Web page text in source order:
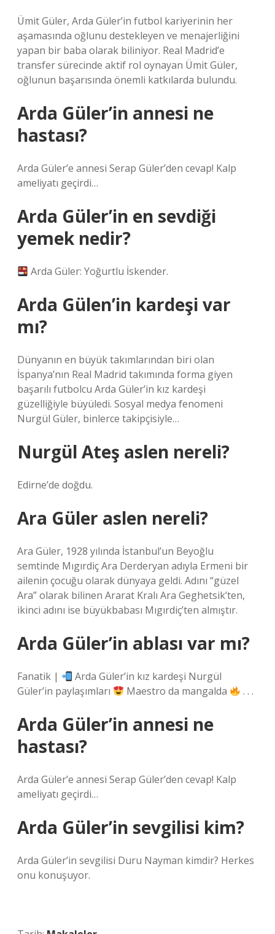
Ümit Güler, Arda Güler’in futbol kariyerinin her
aşamasında oğlunu destekleyen ve menajerliğini
yapan bir baba olarak biliniyor. Real Madrid’e
transfer sürecinde aktif rol oynayan Ümit Güler,
oğlunun başarısında önemli katkılarda bulundu.
Arda Güler’in annesi ne
hastası?
Arda Güler’e annesi Serap Güler’den cevap! Kalp
ameliyatı geçirdi…
Arda Güler’in en sevdiği
yemek nedir?
Arda Güler: Yoğurtlu İskender.
Arda Gülen’in kardeşi var
mı?
Dünyanın en büyük takımlarından biri olan
İspanya’nın Real Madrid takımında forma giyen
başarılı futbolcu Arda Güler’in kız kardeşi
güzelliğiyle büyüledi. Sosyal medya fenomeni
Nurgül Güler, binlerce takipçisiyle…
Nurgül Ateş aslen nereli?
Edirne’de doğdu.
Ara Güler aslen nereli?
Ara Güler, 1928 yılında İstanbul’un Beyoğlu
semtinde Mıgırdiç Ara Derderyan adıyla Ermeni bir
ailenin çocuğu olarak dünyaya geldi. Adını “güzel
Ara” olarak bilinen Ararat Kralı Ara Geghetsik’ten,
ikinci adını ise büyükbabası Mıgırdiç’ten almıştır.
Arda Güler’in ablası var mı?
Fanatik |
Arda Güler’in kız kardeşi Nurgül
Güler’in paylaşımları
Maestro da mangalda . . .
Arda Güler’in annesi ne
hastası?
Arda Güler’e annesi Serap Güler’den cevap! Kalp
ameliyatı geçirdi…
Arda Güler’in sevgilisi kim?
Arda Güler’in sevgilisi Duru Nayman kimdir? Herkes
onu konuşuyor.